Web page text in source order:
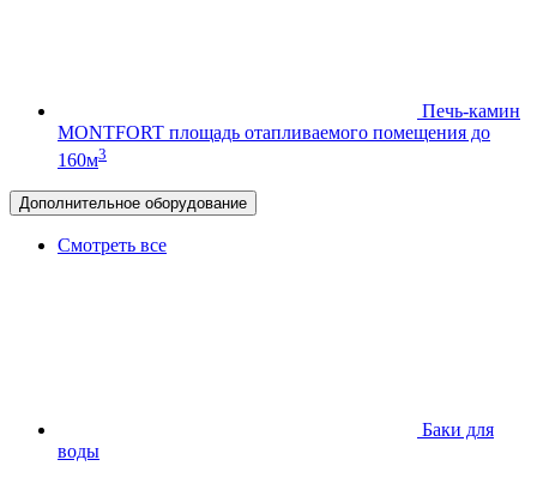
Печь-камин
MONTFORT площадь отапливаемого помещения до
160м3
Дополнительное оборудование
Смотреть все
Баки для
воды